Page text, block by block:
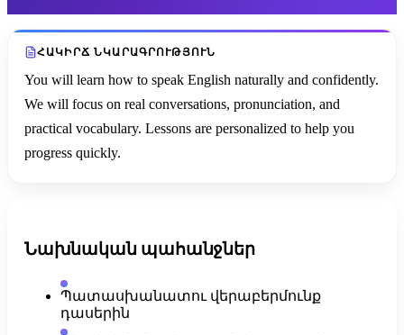
ՀԱԿԻՐՃ ՆԿԱՐԱԳՐՈՒԹՅՈՒՆ
You will learn how to speak English naturally and confidently.
We will focus on real conversations, pronunciation, and
practical vocabulary. Lessons are personalized to help you
progress quickly.
Նախնական պահանջներ
Պատասխանատու վերաբերմունք
դասերին